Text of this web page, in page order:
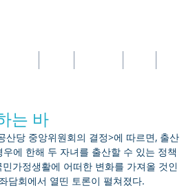
는 바
당 중앙위원회의 결정>에 따르면, 출산
에 한해 두 자녀를 출산할 수 있는 정책
가정생활에 어떠한 변화를 가져올 것인
담회에서 열띤 토론이 펼쳐졌다.